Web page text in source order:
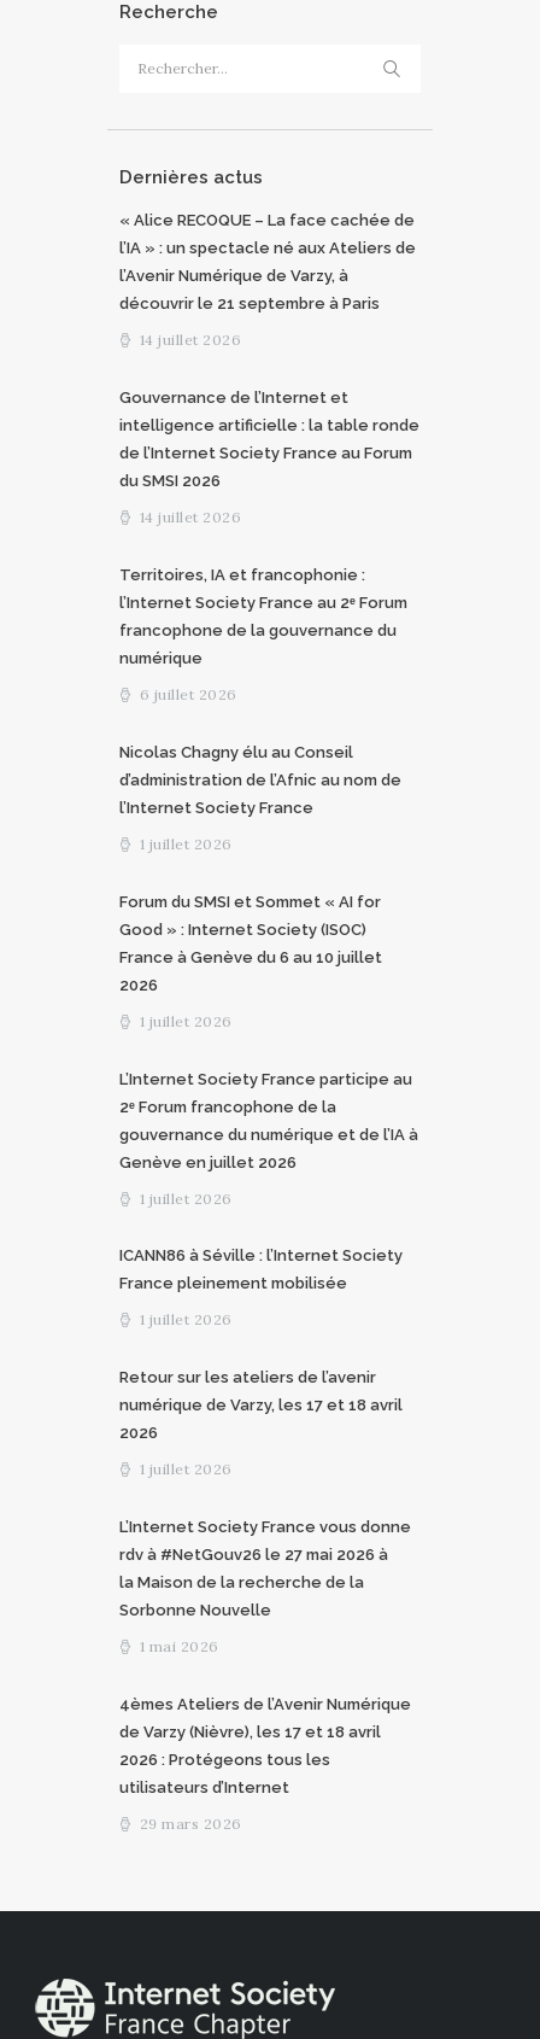
Recherche
Dernières actus
« Alice RECOQUE – La face cachée de
l’IA » : un spectacle né aux Ateliers de
l’Avenir Numérique de Varzy, à
découvrir le 21 septembre à Paris
14 juillet 2026
Gouvernance de l’Internet et
intelligence artificielle : la table ronde
de l’Internet Society France au Forum
du SMSI 2026
14 juillet 2026
Territoires, IA et francophonie :
l’Internet Society France au 2ᵉ Forum
francophone de la gouvernance du
numérique
6 juillet 2026
Nicolas Chagny élu au Conseil
d’administration de l’Afnic au nom de
l’Internet Society France
1 juillet 2026
Forum du SMSI et Sommet « AI for
Good » : Internet Society (ISOC)
France à Genève du 6 au 10 juillet
2026
1 juillet 2026
L’Internet Society France participe au
2ᵉ Forum francophone de la
gouvernance du numérique et de l’IA à
Genève en juillet 2026
1 juillet 2026
ICANN86 à Séville : l’Internet Society
France pleinement mobilisée
1 juillet 2026
Retour sur les ateliers de l’avenir
numérique de Varzy, les 17 et 18 avril
2026
1 juillet 2026
L’Internet Society France vous donne
rdv à #NetGouv26 le 27 mai 2026 à
la Maison de la recherche de la
Sorbonne Nouvelle
1 mai 2026
4èmes Ateliers de l’Avenir Numérique
de Varzy (Nièvre), les 17 et 18 avril
2026 : Protégeons tous les
utilisateurs d’Internet
29 mars 2026